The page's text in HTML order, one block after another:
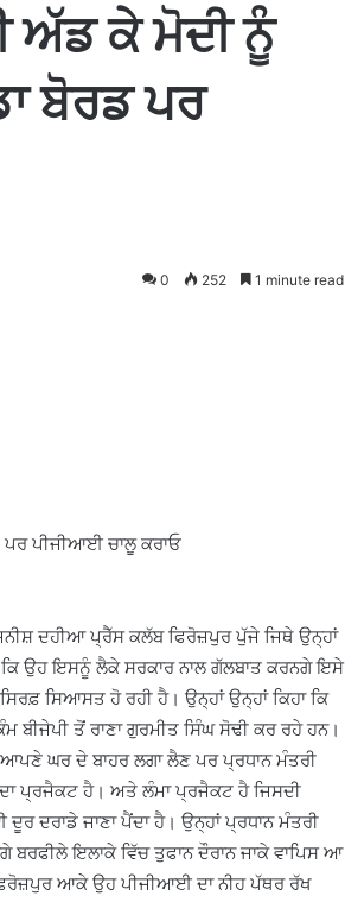
ਅੱਡ ਕੇ ਮੋਦੀ ਨੂੰ
ਬੋਰਡ ਪਰ
0 252 1 minute read
ਪਰ ਪੀਜੀਆਈ ਚਾਲੂ ਕਰਾਓ
ਦਹੀਆ ਪ੍ਰੈੱਸ ਕਲੱਬ ਫਿਰੋਜ਼ਪੁਰ ਪੁੱਜੇ ਜਿਥੇ ਉਨ੍ਹਾਂ
ਉਹ ਇਸਨੂੰ ਲੈਕੇ ਸਰਕਾਰ ਨਾਲ ਗੱਲਬਾਤ ਕਰਨਗੇ ਇਸੇ
ਸਿਆਸਤ ਹੋ ਰਹੀ ਹੈ। ਉਨ੍ਹਾਂ ਉਨ੍ਹਾਂ ਕਿਹਾ ਕਿ
ਤੋਂ ਰਾਣਾ ਗੁਰਮੀਤ ਸਿੰਘ ਸੋਢੀ ਕਰ ਰਹੇ ਹਨ।
ਆਪਣੇ ਘਰ ਦੇ ਬਾਹਰ ਲਗਾ ਲੈਣ ਪਰ ਪ੍ਰਧਾਨ ਮੰਤਰੀ
ਪ੍ਰਜੈਕਟ ਹੈ। ਅਤੇ ਲੰਮਾ ਪ੍ਰਜੈਕਟ ਹੈ ਜਿਸਦੀ
ਦਰਾਡੇ ਜਾਣਾ ਪੈਂਦਾ ਹੈ। ਉਨ੍ਹਾਂ ਪ੍ਰਧਾਨ ਮੰਤਰੀ
ਬਰਫੀਲੇ ਇਲਾਕੇ ਵਿੱਚ ਤੁਫਾਨ ਦੌਰਾਨ ਜਾਕੇ ਵਾਪਿਸ ਆ
ਆਕੇ ਉਹ ਪੀਜੀਆਈ ਦਾ ਨੀਹ ਪੱਥਰ ਰੱਖ